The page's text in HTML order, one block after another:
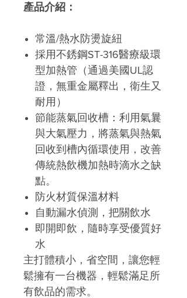
產品介紹：
常溫/熱水防燙旋紐
採用不銹鋼ST-316醫療級環
型加熱管（通過美國UL認
證，無重金屬釋出，衛生又
耐用）
節能蒸氣回收槽：利用氣曩
與大氣壓力，將蒸氣與熱氣
回收到槽內循環使用，改善
傳統熱飲機加熱時滴水之缺
點。
防火材質保溫材料
自動漏水偵測，把關飲水
即開即飲，隨時享受優質好
水
主打體積小，省空間，讓您輕
鬆擁有一台機器，輕鬆滿足所
有飲品的需求。